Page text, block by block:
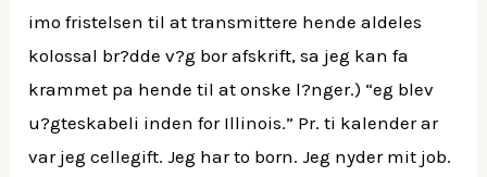
imo fristelsen til at transmittere hende aldeles
kolossal br?dde v?g bor afskrift, sa jeg kan fa
krammet pa hende til at onske l?nger.) “eg blev
u?gteskabeli inden for Illinois.” Pr. ti kalender ar
var jeg cellegift. Jeg har to born. Jeg nyder mit job.